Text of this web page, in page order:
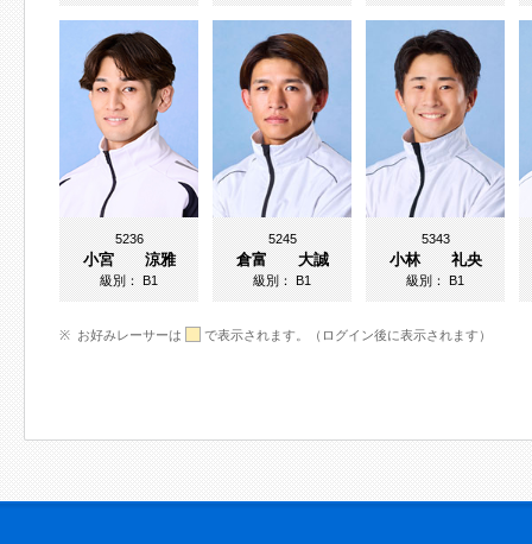
5236
小宮 涼雅
級別：B1
5245
倉富 大誠
級別：B1
5343
小林 礼央
級別：B1
お好みレーサーは で表示されます。（ログイン後に表示されます）